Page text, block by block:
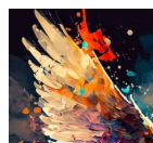
Skip
to
content